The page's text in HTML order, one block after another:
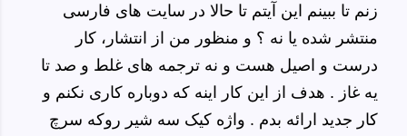
زنم تا ببینم این آیتم تا حالا در سایت های فارسی
منتشر شده یا نه ؟ و منظور من از انتشار، کار
درست و اصیل هست و نه ترجمه های غلط و صد تا
یه غاز . هدف از این کار اینه که دوباره کاری نکنم و
کار جدید ارائه بدم . واژه کیک سه شیر روکه سرچ